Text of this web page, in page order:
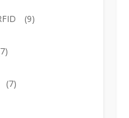
(9)
(7)